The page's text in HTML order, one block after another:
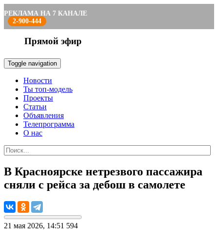
РЕКЛАМА НА 7 КАНАЛЕ
2-900-444
Прямой эфир
Toggle navigation
Новости
Ты топ-модель
Проекты
Статьи
Объявления
Телепрограмма
О нас
В Красноярске нетрезвого пассажира
сняли с рейса за дебош в самолете
21 мая 2026, 14:51 594